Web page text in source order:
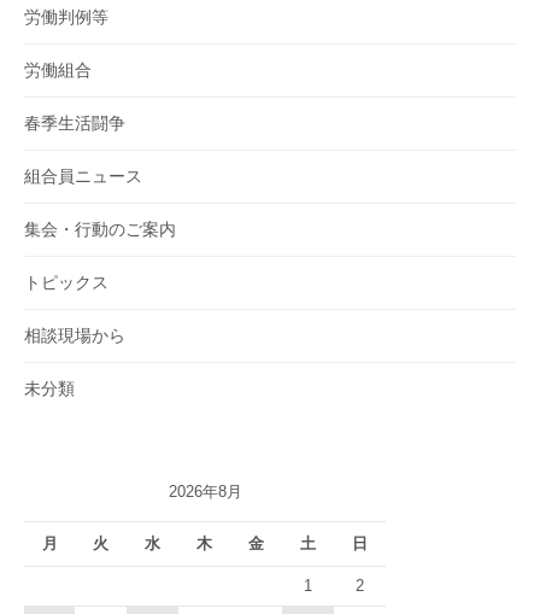
労働判例等
労働組合
春季生活闘争
組合員ニュース
集会・行動のご案内
トピックス
相談現場から
未分類
2026年8月
月 火 水 木 金 土 日
1 2